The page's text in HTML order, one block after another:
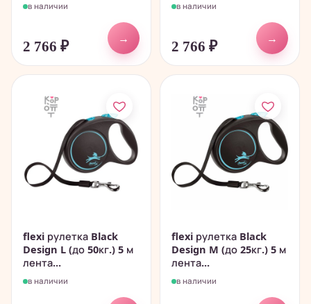
в наличии
2 766 ₽
→
в наличии
2 766 ₽
→
flexi рулетка Black
Design L (до 50кг.) 5 м
лента...
в наличии
flexi рулетка Black
Design M (до 25кг.) 5 м
лента...
в наличии